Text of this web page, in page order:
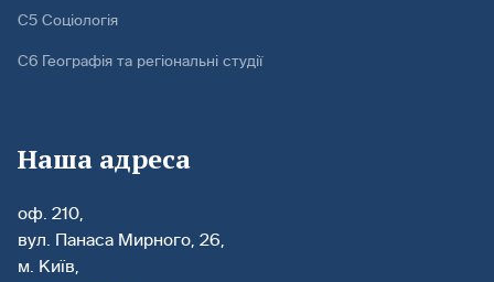
С5 Соціологія
С6 Географія та регіональні студії
Наша адреса
оф. 210,
вул. Панаса Мирного, 26,
м. Київ,